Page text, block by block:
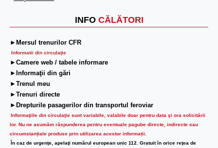
INFO CĂLĂTORI
►Mersul trenurilor CFR
Informatii din circulaţie
►Camere web / tabele informare
►Informaţii din gări
►Trenul meu
►Trenuri directe
►Drepturile pasagerilor din transportul feroviar
Informaţiile din circulaţie sunt variabile, valabile doar pentru data şi ora solicitării
lor. Nu ne asumăm răspunderea pentru eventuale pagube directe, indirecte sau
circumstanțiale produse prin utilizarea acestor informații.
În caz de urgenţe, apelaţi numărul european unic 112. Gratuit în orice reţea de